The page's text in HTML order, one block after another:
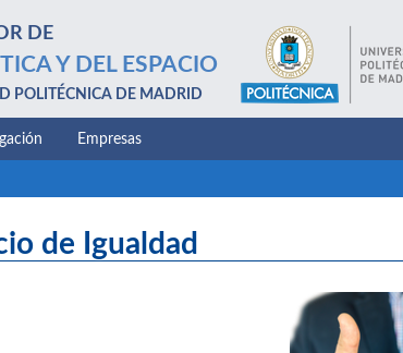
DE
Y DEL ESPACIO
POLITÉCNICA DE MADRID
Empresas
de Igualdad